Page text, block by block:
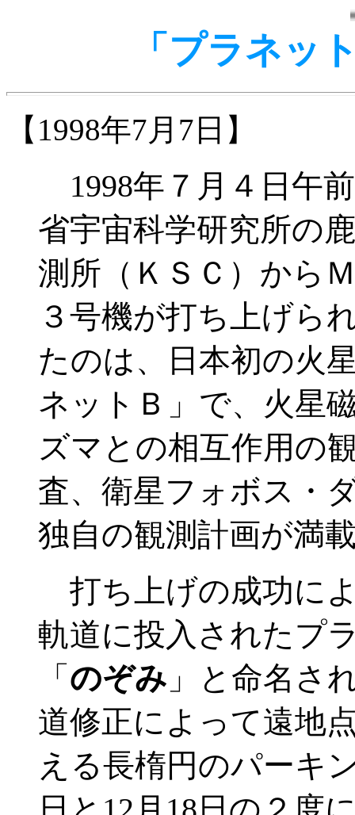
「プラネッ
【1998年7月7日】
1998年７月４日午
省宇宙科学研究所の
測所（ＫＳＣ）から
３号機が打ち上げら
たのは、日本初の火
ネットＢ」で、火星
ズマとの相互作用の
査、衛星フォボス・
独自の観測計画が満
打ち上げの成功に
軌道に投入されたプ
「 のぞみ 」と命名さ
道修正によって遠地
える長楕円のパーキ